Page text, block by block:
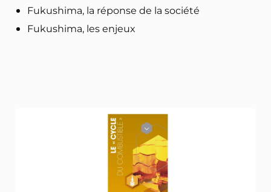
Fukushima, la réponse de la société
Fukushima, les enjeux